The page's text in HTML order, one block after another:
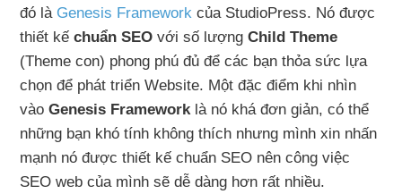
đó là Genesis Framework của StudioPress. Nó được
thiết kế chuẩn SEO với số lượngChild Theme
(Theme con) phong phú đủ để các bạn thỏa sức lựa
chọn để phát triển Website. Một đặc điểm khi nhìn
vàoGenesis Frameworklà nó khá đơn giản, có thể
những bạn khó tính không thích nhưng mình xin nhấn
mạnh nó được thiết kế chuẩn SEO nên công việc
SEO web của mình sẽ dễ dàng hơn rất nhiều.